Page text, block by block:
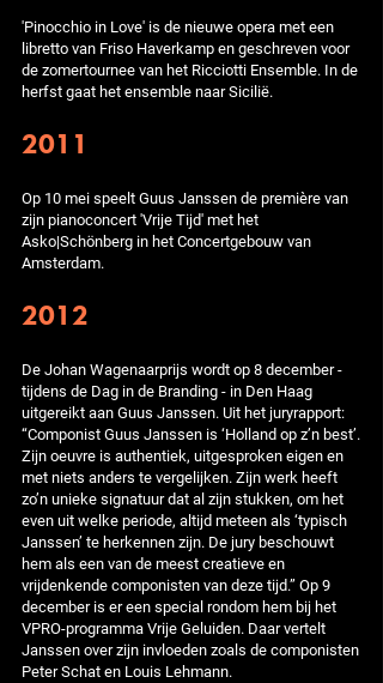
'Pinocchio in Love' is de nieuwe opera met een
libretto van Friso Haverkamp en geschreven voor
de zomertournee van het Ricciotti Ensemble. In de
herfst gaat het ensemble naar Sicilië.
2011
Op 10 mei speelt Guus Janssen de première van
zijn pianoconcert 'Vrije Tijd' met het
Asko|Schönberg in het Concertgebouw van
Amsterdam.
2012
De Johan Wagenaarprijs wordt op 8 december -
tijdens de Dag in de Branding - in Den Haag
uitgereikt aan Guus Janssen. Uit het juryrapport:
“Componist Guus Janssen is ‘Holland op z’n best’.
Zijn oeuvre is authentiek, uitgesproken eigen en
met niets anders te vergelijken. Zijn werk heeft
zo’n unieke signatuur dat al zijn stukken, om het
even uit welke periode, altijd meteen als ‘typisch
Janssen’ te herkennen zijn. De jury beschouwt
hem als een van de meest creatieve en
vrijdenkende componisten van deze tijd.” Op 9
december is er een special rondom hem bij het
VPRO-programma Vrije Geluiden. Daar vertelt
Janssen over zijn invloeden zoals de componisten
Peter Schat en Louis Lehmann.